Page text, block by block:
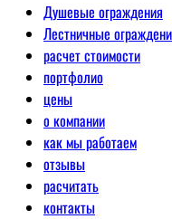
Душевые ограждения
Лестничные
расчет стоимости
портфолио
цены
о компании
как мы работаем
отзывы
расчитать
контакты